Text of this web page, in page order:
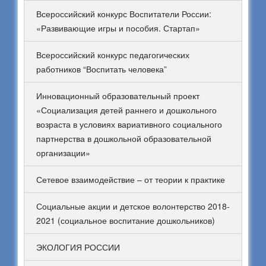
Всероссийский конкурс Воспитатели России:
«Развивающие игры и пособия. Стартап»
Всероссийский конкурс педагогических
работников “Воспитать человека”
Инновационный образовательный проект
«Социализация детей раннего и дошкольного
возраста в условиях вариативного социального
партнерства в дошкольной образовательной
организации»
Сетевое взаимодействие – от теории к практике
Социальные акции и детское волонтерство 2018-
2021 (социальное воспитание дошкольников)
ЭКОЛОГИЯ РОССИИ